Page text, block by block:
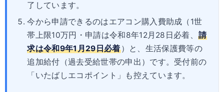
了しています。
今から申請できるのはエアコン購入費助成（1世
帯上限10万円・申請は令和8年12月28日必着、請
求は令和9年1月29日必着）と、生活保護費等の
追加給付（過去受給世帯の申出）です。受付前の
「いたばしエコポイント」も控えています。